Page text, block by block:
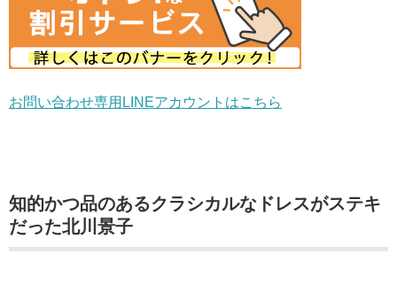
お問い合わせ専用LINEアカウントはこちら
知的かつ品のあるクラシカルなドレスがステキ
だった北川景子